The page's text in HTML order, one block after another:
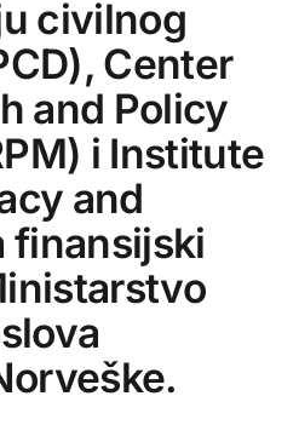
civilnog
Center
and Policy
i Institute
and
finansijski